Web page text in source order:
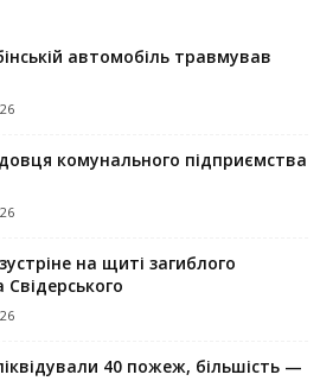
автомобіль травмував
комунального підприємства
на щиті загиблого
40 пожеж, більшість —